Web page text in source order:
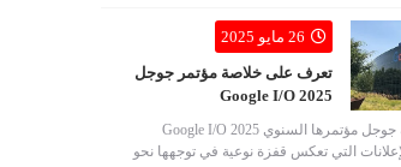
26 مايو 2025
تعرف على خلاصة مؤتمر جوجل
Google I/O 2025
اختتمت شركة جوجل مؤتمرها السنوي Google I/O 2025
التي تعكس قفزة نوعية في توجهها نحو